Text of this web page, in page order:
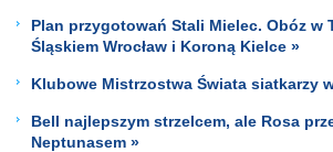
Plan przygotowań Stali Mielec. Obóz w
Śląskiem Wrocław i Koroną Kielce »
Klubowe Mistrzostwa Świata siatkarzy
Bell najlepszym strzelcem, ale Rosa
Neptunasem »